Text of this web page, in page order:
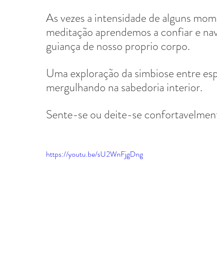
As vezes a intensidade de alguns
meditação aprendemos a confiar e
guiança de nosso proprio corpo.
Uma exploração da simbiose entre
mergulhando na sabedoria interior.
Sente-se ou deite-se
https://youtu.be/sU2WnFjgDng